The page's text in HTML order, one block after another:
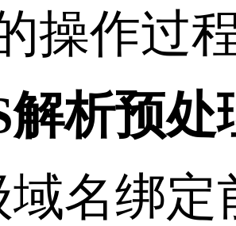
操作过
解析预处
域名绑定